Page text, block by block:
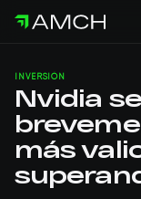
INVERSIÓN
Nvidia
más